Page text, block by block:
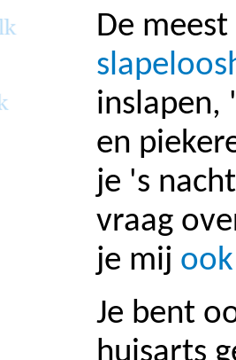
De
inslapen,
en
je 's
vraag
je mij
Je bent